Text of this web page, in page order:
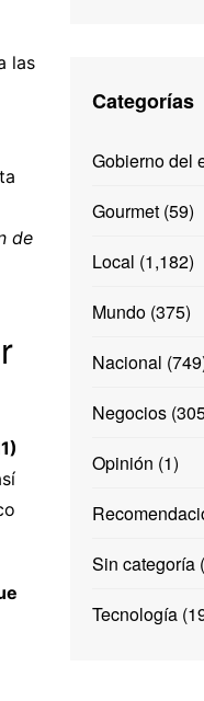
las
de
Categorías
Gobierno del
Gourmet(59)
Local (1,182)
Mundo(375)
Nacional
Negocios
Opinión (1)
Sin categoría
Tecnología